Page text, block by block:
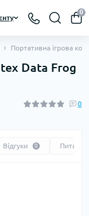
0
Портативна ігрова
Data Frog
0
Відгуки 0 Питання